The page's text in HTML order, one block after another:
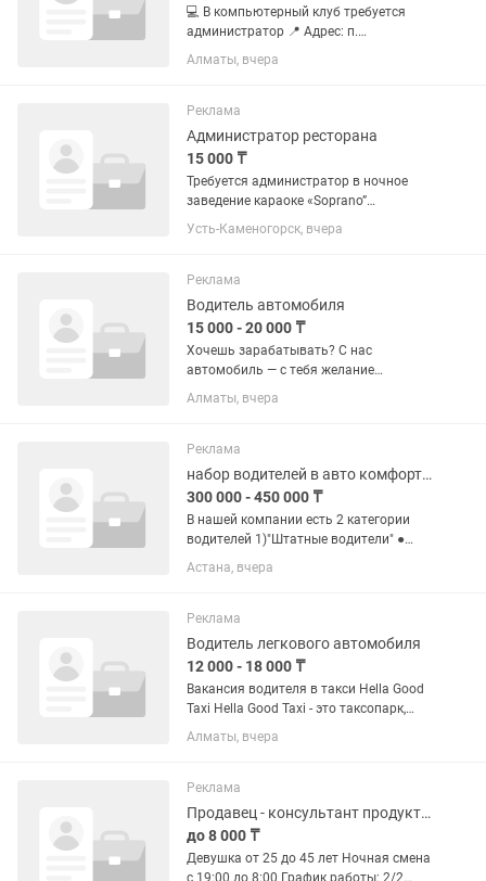
💻 В компьютерный клуб требуется
администратор 📍 Адрес: п.
М.Туймебаева 👩 Требования: •
Девушка от 18 до 25 лет • Вежливость
требуется — главное желание...
Алматы, вчера
Реклама
Администратор ресторана
15 000 ₸
Требуется администратор в ночное
заведение караоке «Soprano”
Обязательное условие от 30 лет Опыт
работы не менее 1 года обязательно.
Усть-Каменогорск, вчера
Реклама
Водитель автомобиля
15 000 - 20 000 ₸
Хочешь зарабатывать? С нас
автомобиль — с тебя желание
работать! Условия:• Дневная / ночная
смена• Делим доход 50/50• Бензин
Алматы, вчера
Реклама
набор водителей в авто комфорт класса
300 000 - 450 000 ₸
В нашей компании есть 2 категории
водителей 1)"Штатные водители" ●
График у штатного водителя 6/1
выходной выбирают сами в какой день
Заменяющие водители это в...
Астана, вчера
Реклама
Водитель легкового автомобиля
12 000 - 18 000 ₸
Вакансия водителя в такси Hella Good
Taxi Hella Good Taxi - это таксопарк,
который предлагает своим водителям
отличные условия труда, высокий
В данный момент мы...
Алматы, вчера
Реклама
Продавец - консультант продуктов
до 8 000 ₸
Девушка от 25 до 45 лет Ночная смена
с 19:00 до 8:00 График работы: 2/2